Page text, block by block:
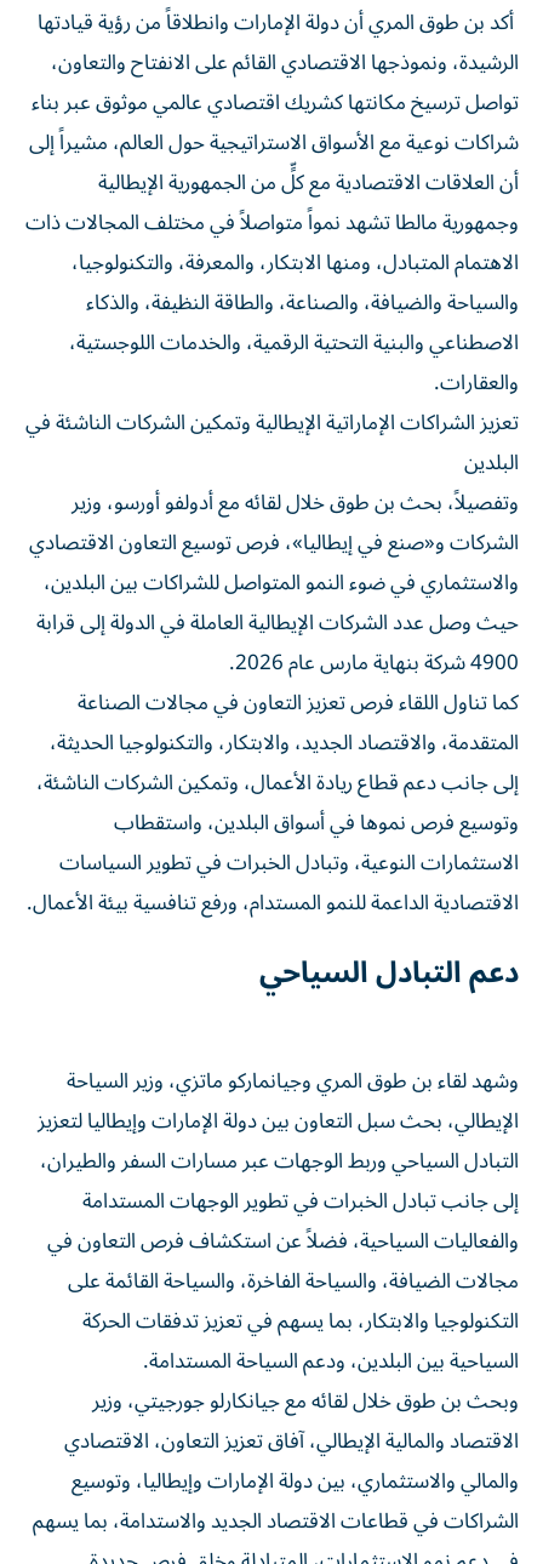
أكد بن طوق المري أن دولة الإمارات وانطلاقاً من رؤية قيادتها
الرشيدة، ونموذجها الاقتصادي القائم على الانفتاح والتعاون،
تواصل ترسيخ مكانتها كشريك اقتصادي عالمي موثوق عبر بناء
شراكات نوعية مع الأسواق الاستراتيجية حول العالم، مشيراً إلى
أن العلاقات الاقتصادية مع كلٍّ من الجمهورية الإيطالية
وجمهورية مالطا تشهد نمواً متواصلاً في مختلف المجالات ذات
الاهتمام المتبادل، ومنها الابتكار، والمعرفة، والتكنولوجيا،
والسياحة والضيافة، والصناعة، والطاقة النظيفة، والذكاء
الاصطناعي والبنية التحتية الرقمية، والخدمات اللوجستية،
والعقارات.
تعزيز الشراكات الإماراتية الإيطالية وتمكين الشركات الناشئة في
البلدين
وتفصيلاً، بحث بن طوق خلال لقائه مع أدولفو أورسو، وزير
الشركات و«صنع في إيطاليا»، فرص توسيع التعاون الاقتصادي
والاستثماري في ضوء النمو المتواصل للشراكات بين البلدين،
حيث وصل عدد الشركات الإيطالية العاملة في الدولة إلى قرابة
4900 شركة بنهاية مارس عام 2026.
كما تناول اللقاء فرص تعزيز التعاون في مجالات الصناعة
المتقدمة، والاقتصاد الجديد، والابتكار، والتكنولوجيا الحديثة،
إلى جانب دعم قطاع ريادة الأعمال، وتمكين الشركات الناشئة،
وتوسيع فرص نموها في أسواق البلدين، واستقطاب
الاستثمارات النوعية، وتبادل الخبرات في تطوير السياسات
الاقتصادية الداعمة للنمو المستدام، ورفع تنافسية بيئة الأعمال.
دعم التبادل السياحي
وشهد لقاء بن طوق المري وجيانماركو ماتزي، وزير السياحة
الإيطالي، بحث سبل التعاون بين دولة الإمارات وإيطاليا لتعزيز
التبادل السياحي وربط الوجهات عبر مسارات السفر والطيران،
إلى جانب تبادل الخبرات في تطوير الوجهات المستدامة
والفعاليات السياحية، فضلاً عن استكشاف فرص التعاون في
مجالات الضيافة، والسياحة الفاخرة، والسياحة القائمة على
التكنولوجيا والابتكار، بما يسهم في تعزيز تدفقات الحركة
السياحية بين البلدين، ودعم السياحة المستدامة.
وبحث بن طوق خلال لقائه مع جيانكارلو جورجيتي، وزير
الاقتصاد والمالية الإيطالي، آفاق تعزيز التعاون، الاقتصادي
والمالي والاستثماري، بين دولة الإمارات وإيطاليا، وتوسيع
الشراكات في قطاعات الاقتصاد الجديد والاستدامة، بما يسهم